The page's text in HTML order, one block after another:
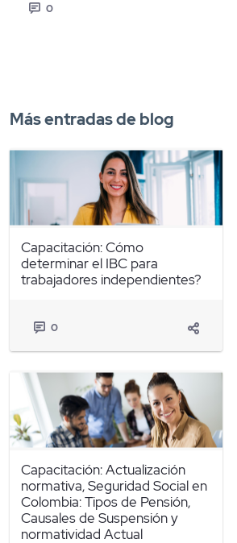
0
Más entradas de blog
Capacitación: Cómo
determinar el IBC para
trabajadores independientes?
0
Capacitación: Actualización
normativa, Seguridad Social en
Colombia: Tipos de Pensión,
Causales de Suspensión y
normatividad Actual